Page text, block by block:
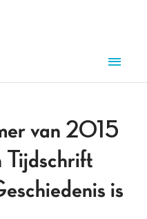
van 2015
Tijdschrift
is